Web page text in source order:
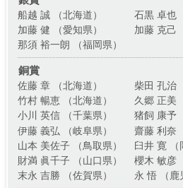
船越 誠 （北海道）
石黒 卓也
加藤 健 （愛知県）
加藤 克己
那須 裕一朗 （福岡県）
銅賞
佐藤 章 （北海道）
柴田 孔治
竹村 暢恵 （北海道）
久郷 正美
小川 英信 （千葉県）
猪飼 康予
伊藤 義弘 （岐阜県）
齋藤 利奈
山本 美佐子 （鳥取県）
臼井 寛 （
財満 眞千子 （山口県）
櫻木 敏彦
末永 吉勝 （佐賀県）
永 悟 （鹿